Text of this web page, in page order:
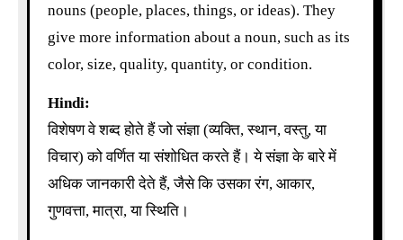
nouns (people, places, things, or ideas). They
give more information about a noun, such as its
color, size, quality, quantity, or condition.
Hindi:
विशेषण वे शब्द होते हैं जो संज्ञा (व्यक्ति, स्थान, वस्तु, या
विचार) को वर्णित या संशोधित करते हैं। ये संज्ञा के बारे में
अधिक जानकारी देते हैं, जैसे कि उसका रंग, आकार,
गुणवत्ता, मात्रा, या स्थिति।